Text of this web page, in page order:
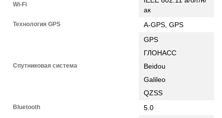
Wi-Fi
ак
Технология GPS А-GPS, GPS
Спутниковая система
GPS
ГЛОНАСС
Beidou
Galileo
QZSS
Bluetooth 5.0